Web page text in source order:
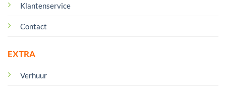
Klantenservice
Contact
EXTRA
Verhuur